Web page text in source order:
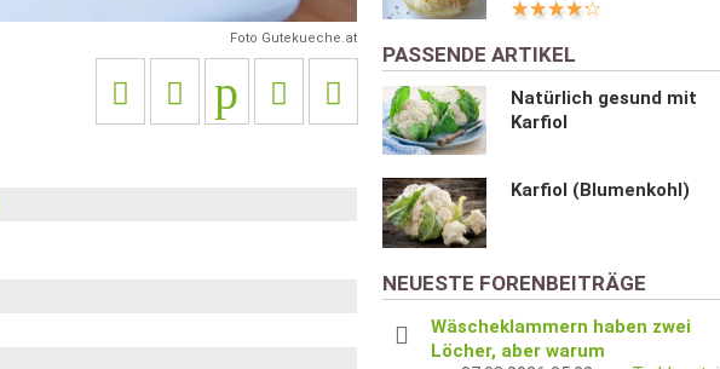
Foto Gutekueche.at
PASSENDE ARTIKEL
Natürlich gesund mit
Karfiol
Karfiol (Blumenkohl)
NEUESTE FORENBEITRÄGE
Wäscheklammern haben zwei
Löcher, aber warum